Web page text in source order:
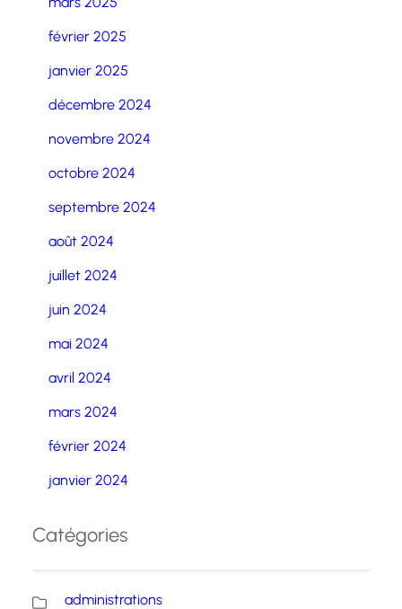
février 2025
janvier 2025
décembre 2024
novembre 2024
octobre 2024
septembre 2024
août 2024
juillet 2024
juin 2024
mai 2024
avril 2024
mars 2024
février 2024
janvier 2024
Catégories
administrations